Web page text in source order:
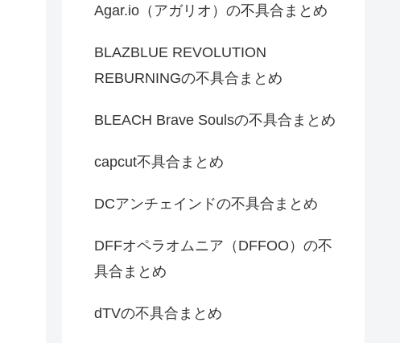
Agar.io（アガリオ）の不具合まとめ
BLAZBLUE REVOLUTION
REBURNINGの不具合まとめ
BLEACH Brave Soulsの不具合まとめ
capcut不具合まとめ
DCアンチェインドの不具合まとめ
DFFオペラオムニア（DFFOO）の不
具合まとめ
dTVの不具合まとめ